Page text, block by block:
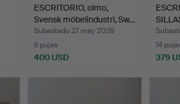
ESCRITORIO, olmo,
Svensk möbelindustri, Sw…
Subastado 27 may 2026
6 pujas
400 USD
14
379